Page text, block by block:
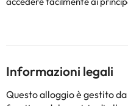
ristoranti e luoghi di
per i viaggiatori d'affari che
un alto livello di qualità. Le
esigenze di tutti i viaggiatori.
Informazioni legali
Questo alloggio è gestito